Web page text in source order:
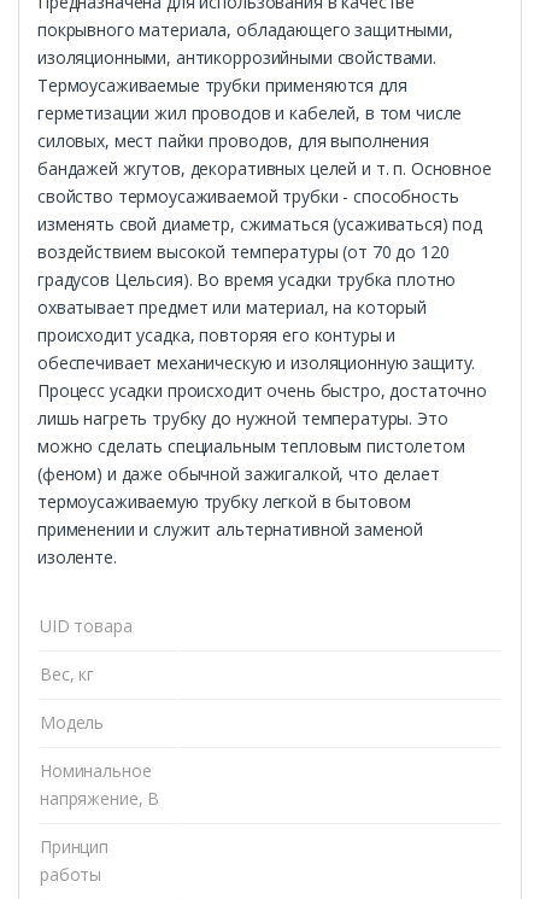
покрывного материала, обладающего защитными,
изоляционными, антикоррозийными свойствами.
Термоусаживаемые трубки применяются для
герметизации жил проводов и кабелей, в том числе
силовых, мест пайки проводов, для выполнения
бандажей жгутов, декоративных целей и т. п. Основное
свойство термоусаживаемой трубки - способность
изменять свой диаметр, сжиматься (усаживаться) под
воздействием высокой температуры (от 70 до 120
градусов Цельсия). Во время усадки трубка плотно
охватывает предмет или материал, на который
происходит усадка, повторяя его контуры и
обеспечивает механическую и изоляционную защиту.
Процесс усадки происходит очень быстро, достаточно
лишь нагреть трубку до нужной температуры. Это
можно сделать специальным тепловым пистолетом
(феном) и даже обычной зажигалкой, что делает
термоусаживаемую трубку легкой в бытовом
применении и служит альтернативной заменой
изоленте.
UID товара
Вес, кг
Модель
Номинальное
напряжение, В
Принцип
работы